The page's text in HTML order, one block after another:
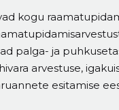
kogu
palga- ja
arvestuse,
esitamise